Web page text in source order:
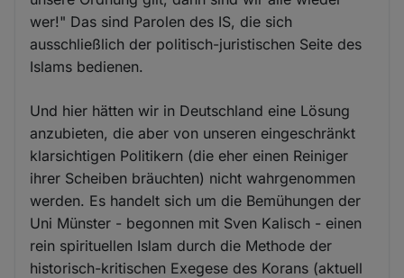
wer!" Das sind Parolen des IS, die sich
ausschließlich der politisch-juristischen Seite des
Islams bedienen.
Und hier hätten wir in Deutschland eine Lösung
anzubieten, die aber von unseren eingeschränkt
klarsichtigen Politikern (die eher einen Reiniger
ihrer Scheiben bräuchten) nicht wahrgenommen
werden. Es handelt sich um die Bemühungen der
Uni Münster - begonnen mit Sven Kalisch - einen
rein spirituellen Islam durch die Methode der
historisch-kritischen Exegese des Korans (aktuell